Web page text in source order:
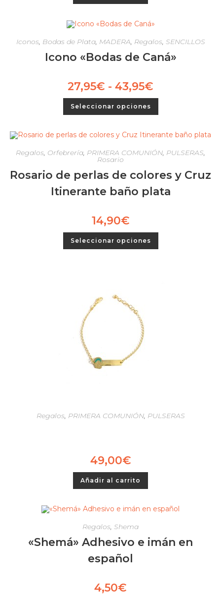
Iconos, Bodas de Plata, MADERA, Regalos, SENCILLOS
Icono «Bodas de Caná»
27,95€ - 43,95€
Seleccionar opciones
Regalos, Orfebrería, PRIMERA COMUNIÓN, PULSERAS,
Rosario
Rosario de perlas de colores y Cruz
Itinerante baño plata
14,90€
Seleccionar opciones
Regalos, PRIMERA COMUNIÓN, PULSERAS
49,00€
Añadir al carrito
Regalos, Shema
«Shemá» Adhesivo e imán en
español
4,50€